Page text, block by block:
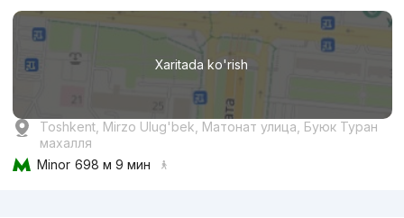
Xaritada ko'rish
Toshkent, Mirzo Ulug'bek, Матонат улица, Буюк Туран
махалля
Minor 698 м 9 мин